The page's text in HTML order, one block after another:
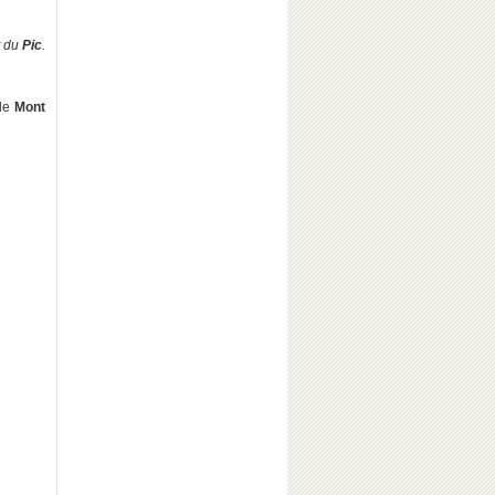
du Pic.
Mont